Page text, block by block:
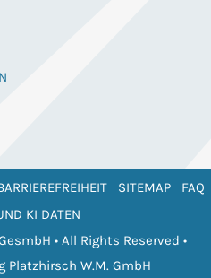
SITEMAP
FAQ
KI DATEN
• All Rights Reserved •
Platzhirsch W.M. GmbH